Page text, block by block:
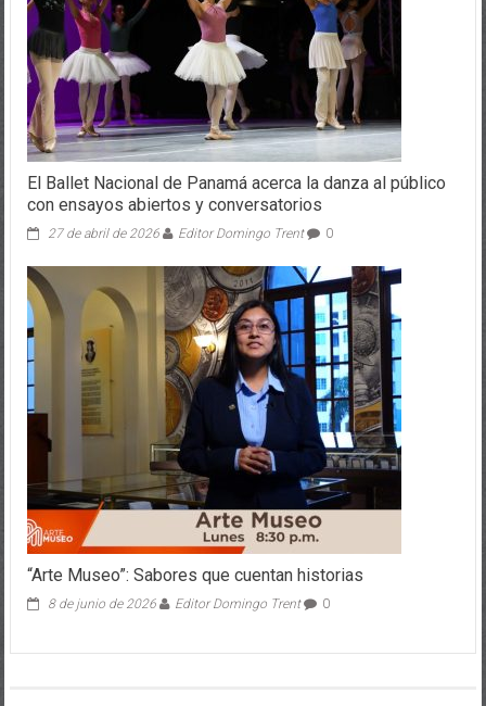
El Ballet Nacional de Panamá acerca la danza al público
con ensayos abiertos y conversatorios
27 de abril de 2026 Editor Domingo Trent 0
“Arte Museo”: Sabores que cuentan historias
8 de junio de 2026 Editor Domingo Trent 0